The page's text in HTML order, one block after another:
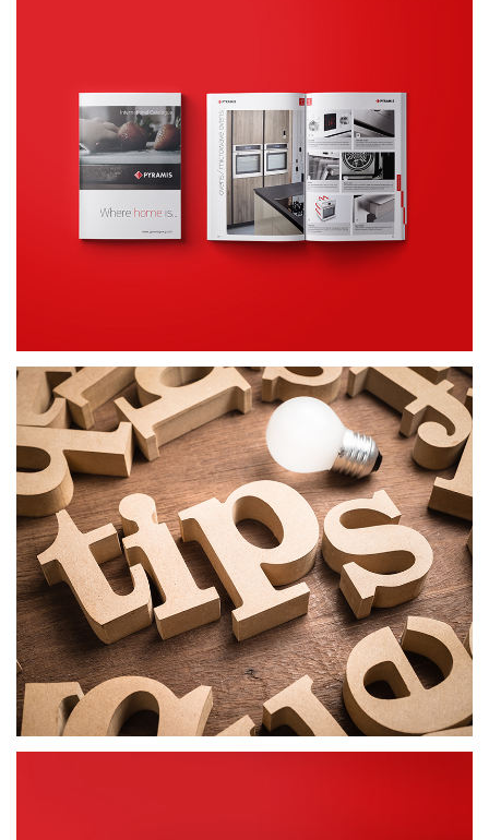
Κατάλογοι
ΕΝΤΥΠΟ ΥΛΙΚΟ
ΕΞΥΠΝΕΣ ΣΥΜΒΟΥΛΕΣ
ΔΗΜΙΟΥΡΓΙΚΟ ΠΕΡΙΕΧΟΜΕΝΟ